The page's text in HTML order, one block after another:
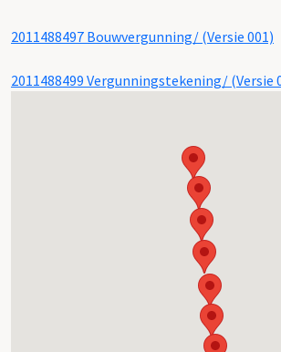
2011488497 Bouwvergunning/ (Versie 001)
2011488499 Vergunningstekening/ (Versie